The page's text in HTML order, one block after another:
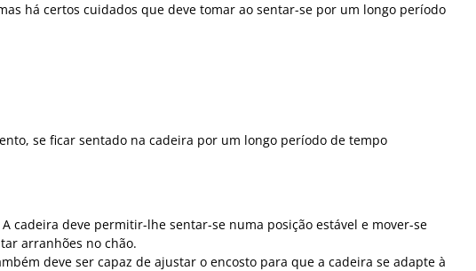
há certos cuidados que deve tomar ao sentar-se por um longo período
se ficar sentado na cadeira por um longo período de tempo
cadeira deve permitir-lhe sentar-se numa posição estável e mover-se
arranhões no chão.
deve ser capaz de ajustar o encosto para que a cadeira se adapte à